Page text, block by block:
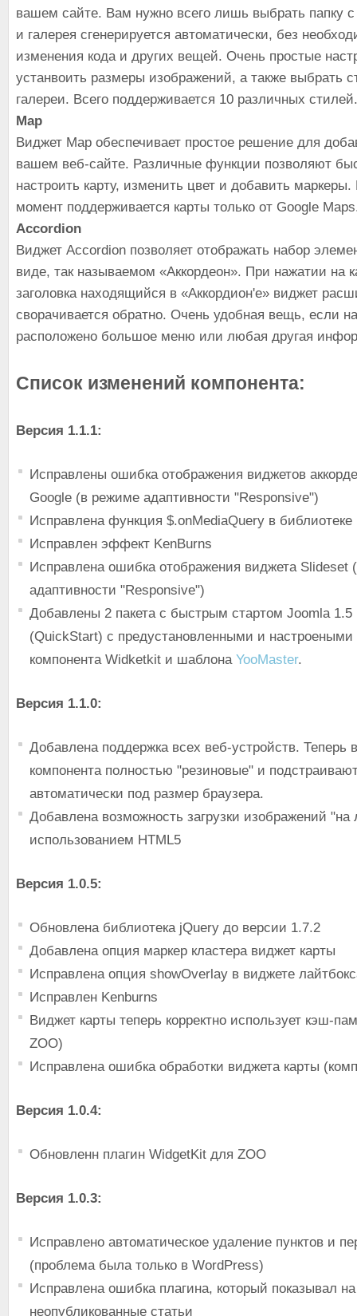
вашем сайте. Вам нужно всего лишь выбрать папку
и галерея сгенерируется автоматически, без
изменения кода и других вещей. Очень простые
устанвоить размеры изображений, а также выбрать
галереи. Всего поддерживается 10 различных стилей.
Map
Виджет Map обеспечивает простое решение для
вашем веб-сайте. Различные функции позволяют
настроить карту, изменить цвет и добавить
момент поддерживается карты только от Google
Accordion
Виджет Accordion позволяет отображать набор
виде, так называемом «Аккордеон». При нажатии на
заголовка находящийся в «Аккордион'е» виджет
сворачивается обратно. Очень удобная вещь, если
расположено большое меню или любая другая
Список изменений компонента:
Версия 1.1.1:
Исправлены ошибка отображения виджетов
Google (в режиме адаптивности "Responsive")
Исправлена функция $.onMediaQuery в библиотеке
Исправлен эффект KenBurns
Исправлена ошибка отображения виджета Slideset
адаптивности "Responsive")
Добавлены 2 пакета с быстрым стартом Joomla
(QuickStart) с предустановленными и
компонента Widketkit и шаблона YooMaster.
Версия 1.1.0:
Добавлена поддержка всех веб-устройств. Теперь
компонента полностью "резиновые" и
автоматически под размер браузера.
Добавлена возможность загрузки изображений "на
использованием HTML5
Версия 1.0.5:
Обновлена библиотека jQuery до версии 1.7.2
Добавлена опция маркер кластера виджет карты
Исправлена опция showOverlay в виджете
Исправлен Kenburns
Виджет карты теперь корректно использует кэш-
ZOO)
Исправлена ошибка обработки виджета карты
Версия 1.0.4:
Обновленн плагин WidgetKit для ZOO
Версия 1.0.3:
Исправлено автоматическое удаление пунктов и
(проблема была только в WordPress)
Исправлена ошибка плагина, который показывал
неопубликованные статьи